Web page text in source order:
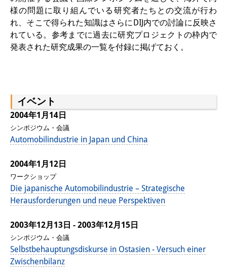
様の問題に取り組んでいる研究者たちとの交流が行わ
れ、そこで得られた知識はさらにDIJ内での討論に反映さ
れている。参考までに過去に研究プロジェクトの枠内で
発表された研究成果の一覧を付録に掲げておく。
イベント
2004年1月14日
シンポジウム・会議
Automobilindustrie in Japan und China
2004年1月12日
ワークショップ
Die japanische Automobilindustrie – Strategische
Herausforderungen und neue Perspektiven
2003年12月13日 - 2003年12月15日
シンポジウム・会議
Selbstbehauptungsdiskurse in Ostasien - Versuch einer
Zwischenbilanz